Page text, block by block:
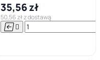


35,56 zł
50,56 zł z dostawą
 